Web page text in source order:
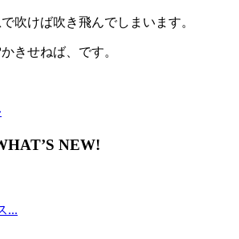
吹けば吹き飛んでしまいます。
きせねば、です。
NEW!
...